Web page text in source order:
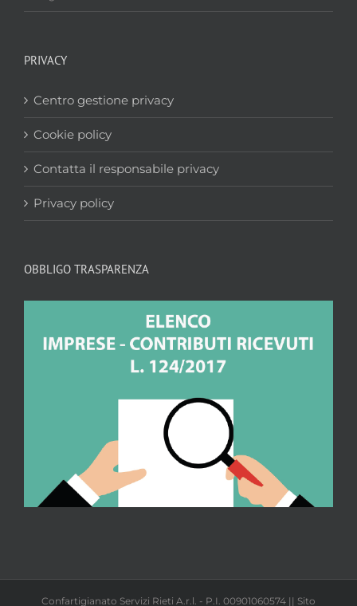
PRIVACY
Centro gestione privacy
Cookie policy
Contatta il responsabile privacy
Privacy policy
OBBLIGO TRASPARENZA
Confartigianato Servizi Rieti A.r.l. - P.I. 00901060574 || Sito